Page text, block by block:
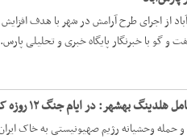
از اجرای طرح آرامش در شهر با هدف
و گو با خبرنگار پایگاه خبری و تحلیلی
جنگ ۱۲ روزه کالا‌های اساسی و ضروری مردم را تامین کردیم
جنگ تحمیلی ۱۲ روزه و حمله وحشیانه رژیم